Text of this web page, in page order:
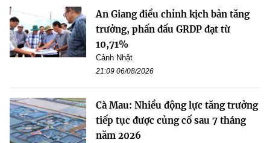
An Giang điều chỉnh kịch bản tăng
trưởng, phấn đấu GRDP đạt từ
10,71%
Cảnh Nhật
21:09 06/08/2026
Cà Mau: Nhiều động lực tăng trưởng
tiếp tục được củng cố sau 7 tháng
năm 2026